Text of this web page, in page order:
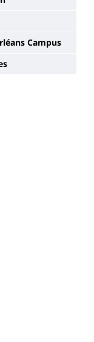
Campus